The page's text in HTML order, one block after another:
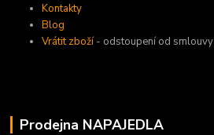
Kontakty
Blog
Vrátit zboží- odstoupení od smlouvy
Prodejna NAPAJEDLA